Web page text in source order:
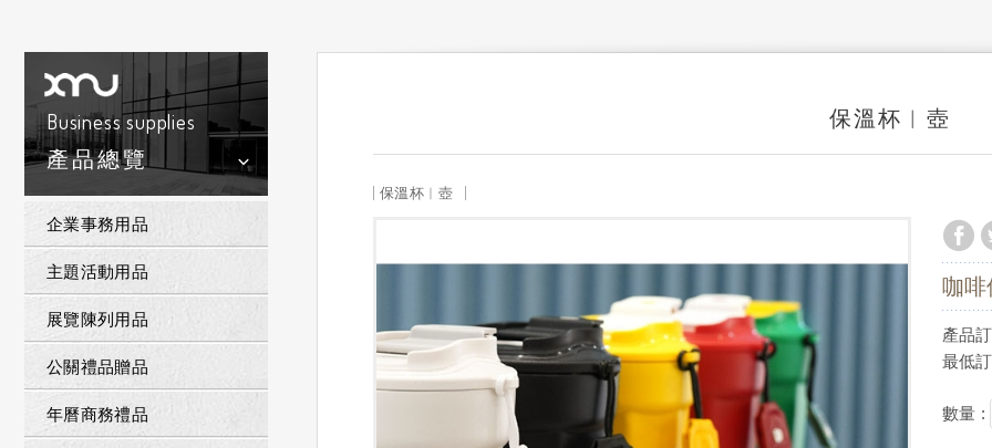
Business supplies
產品總覽
企業事務用品
主題活動用品
展覽陳列用品
公關禮品贈品
年曆商務禮品
保溫杯︱壺
保溫杯︱壺
咖
產品
最低
數量 :